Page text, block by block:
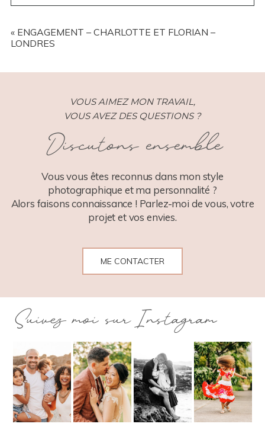
REQUIRED FIELDS ARE MARKED *
POST COMMENT
« ENGAGEMENT – CHARLOTTE ET FLORIAN –
LONDRES
VOUS AIMEZ MON TRAVAIL,
VOUS AVEZ DES QUESTIONS ?
Discutons ensemble
Vous vous êtes reconnus dans mon style
photographique et ma personnalité ?
Alors faisons connaissance ! Parlez-moi de vous, votre
projet et vos envies.
ME CONTACTER
Suivez moi sur Instagram